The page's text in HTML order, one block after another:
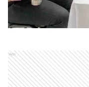
Ads